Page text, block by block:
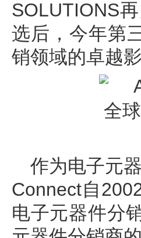
SOLUTIONS
选后，今年第
销领域的卓越影
作为电子元
Connect自
电子元器件分